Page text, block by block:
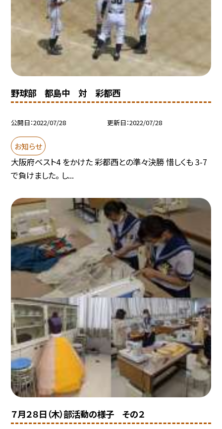
野球部 都島中 対 彩都西
公開日 2022/07/28 更新日 2022/07/28
お知らせ
大阪府ベスト4 をかけた 彩都西との準々決勝 惜しくも 3-7
で負けました。 し...
７月２８日（木）部活動の様子 その２